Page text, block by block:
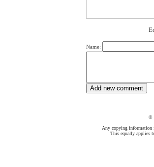
Name:
©
Any copying information
This equally applies